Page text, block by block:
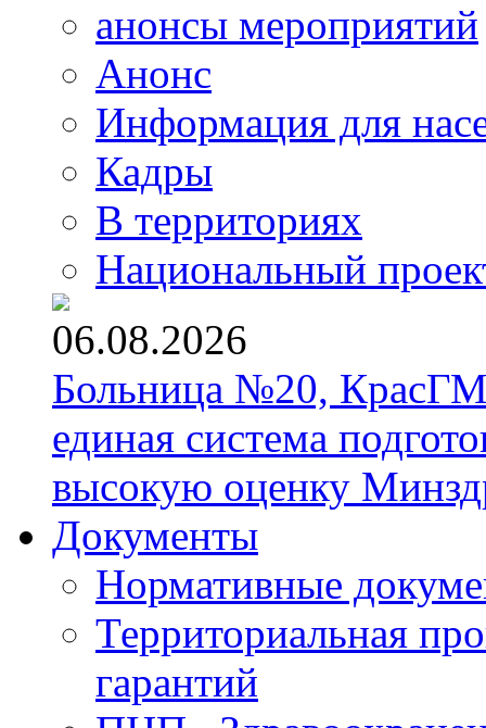
анонсы мероприятий
Анонс
Информация для
Кадры
В территориях
Национальный
06.08.2026
Больница №20,
единая система
высокую оценку
Документы
Нормативные
Территориальная
гарантий